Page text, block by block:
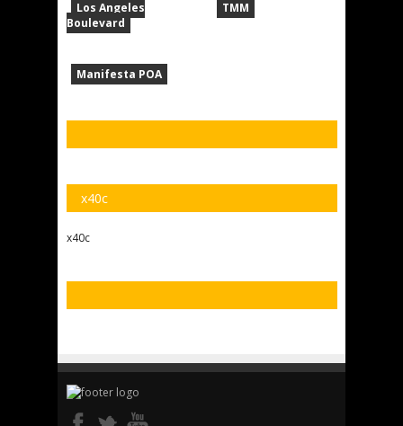
Los Angeles
Boulevard
Manifesta POA
TMM
x40c
x40c